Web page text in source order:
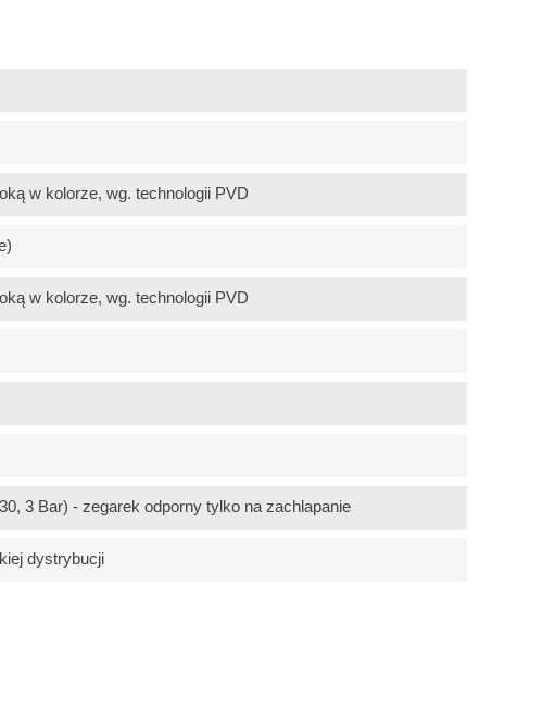
w kolorze, wg. technologii PVD
w kolorze, wg. technologii PVD
3 Bar) - zegarek odporny tylko na zachlapanie
dystrybucji